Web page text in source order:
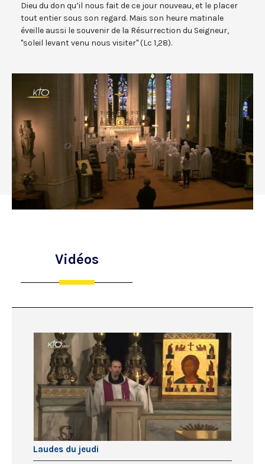
Dieu du don qu’il nous fait de ce jour nouveau, et le placer
tout entier sous son regard. Mais son heure matinale
éveille aussi le souvenir de la Résurrection du Seigneur,
"soleil levant venu nous visiter" (Lc 1,28).
Vidéos
Laudes du jeudi